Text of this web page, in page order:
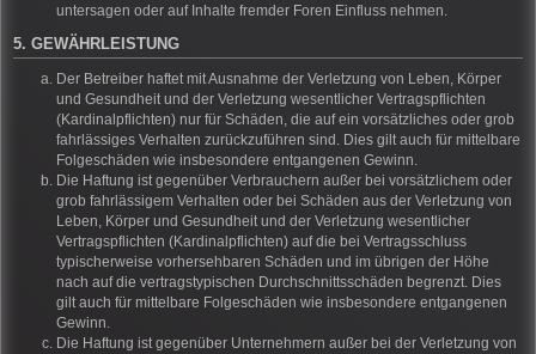
untersagen oder auf Inhalte fremder Foren Einfluss nehmen.
5. GEWÄHRLEISTUNG
Der Betreiber haftet mit Ausnahme der Verletzung von Leben, Körper
und Gesundheit und der Verletzung wesentlicher Vertragspflichten
(Kardinalpflichten) nur für Schäden, die auf ein vorsätzliches oder grob
fahrlässiges Verhalten zurückzuführen sind. Dies gilt auch für mittelbare
Folgeschäden wie insbesondere entgangenen Gewinn.
Die Haftung ist gegenüber Verbrauchern außer bei vorsätzlichem oder
grob fahrlässigem Verhalten oder bei Schäden aus der Verletzung von
Leben, Körper und Gesundheit und der Verletzung wesentlicher
Vertragspflichten (Kardinalpflichten) auf die bei Vertragsschluss
typischerweise vorhersehbaren Schäden und im übrigen der Höhe
nach auf die vertragstypischen Durchschnittsschäden begrenzt. Dies
gilt auch für mittelbare Folgeschäden wie insbesondere entgangenen
Gewinn.
Die Haftung ist gegenüber Unternehmern außer bei der Verletzung von